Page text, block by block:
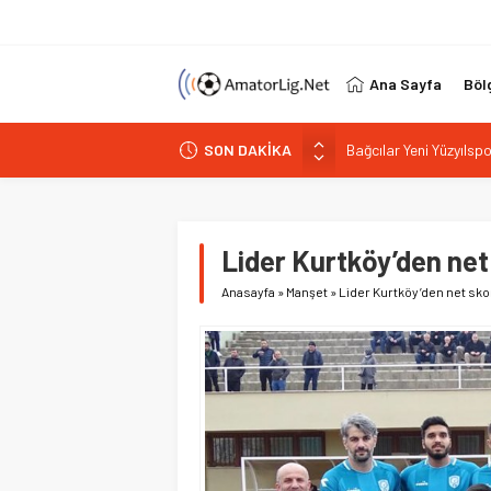
Ana Sayfa
SON DAKİKA
Mert Zere İstanbul
İstanbul 17’de 17
Vefa Kulübü’nde yeni
Lider Kurtköy’den
Anasayfa » Manşet » Lider Kurtköy’den net